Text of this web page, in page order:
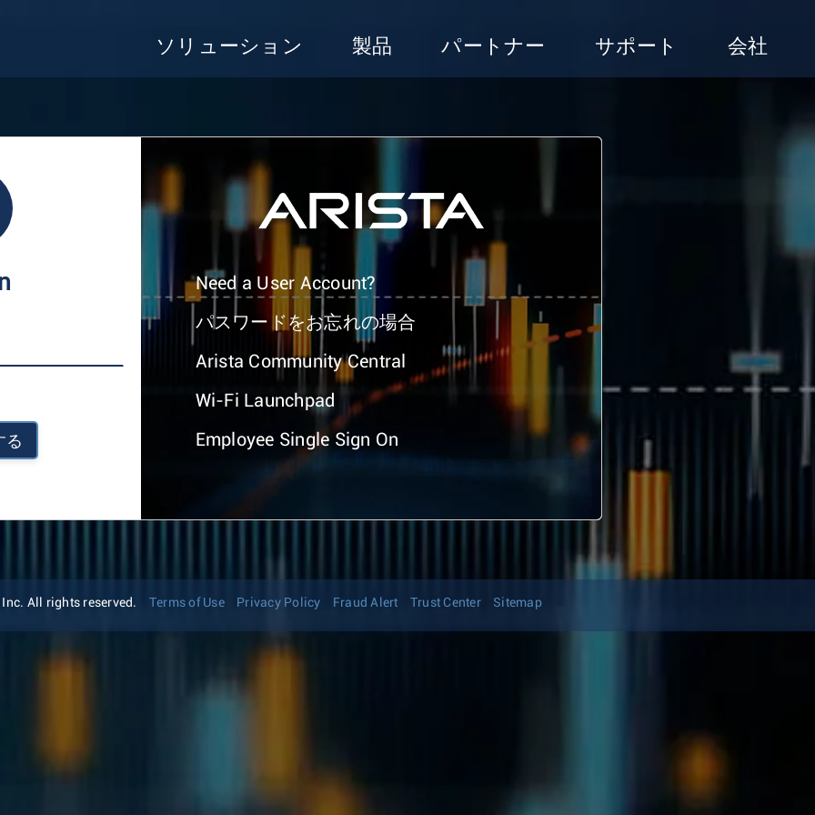
ソリューション 製品 パートナー サポート 会社
る
Need a User Account?
パスワードをお忘れの場合
Arista Community Central
Wi-Fi Launchpad
Employee Single Sign On
All rights reserved. Terms of Use Privacy Policy Fraud Alert Trust Center Sitemap